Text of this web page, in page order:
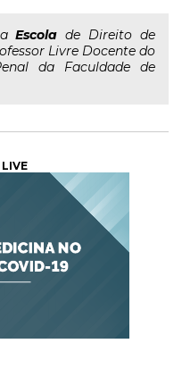
Escola de Direito de
Livre Docente do
da Faculdade de